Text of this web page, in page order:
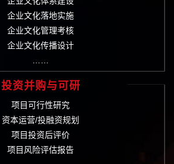
企业文化落地实施
企业文化管理考核
企业文化传播设计
投资并购与可研
项目可行性研究
资本运营/投融资规划
项目投资后评价
项目风险评估报告